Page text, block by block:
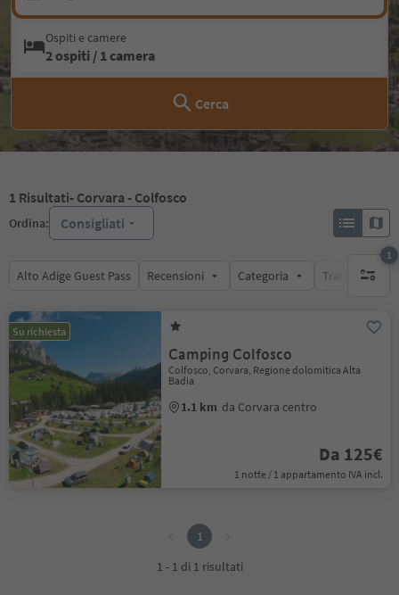
Ospiti e camere
2 ospiti / 1 camera
Cerca
1 Risultati- Corvara - Colfosco
Ordina: Consigliati
Alto Adige Guest Pass Recensioni Categoria Trattamento
1
1 filtro
Su richiesta
Camping Colfosco
Colfosco, Corvara, Regione dolomitica Alta
Badia
1.1 km da Corvara centro
Da 125€
1 notte / 1 appartamento IVA incl.
1
1 - 1 di 1 risultati